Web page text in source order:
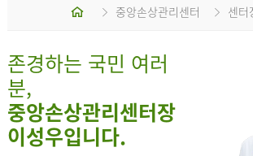
중앙손상관리센터 센터
존경하는 국민 여러
분,
중앙손상관리센터장
이성우입니다.